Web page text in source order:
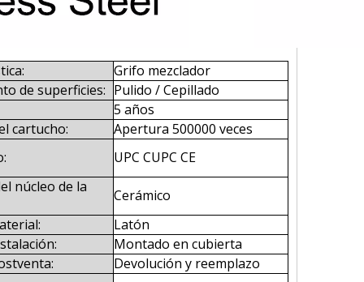
Grifo mezclador
de superficies: Pulido / Cepillado
5 años
cartucho:
Apertura 500000 veces
UPC CUPC CE
núcleo de la
Cerámico
Latón
Montado en cubierta
Devolución y reemplazo